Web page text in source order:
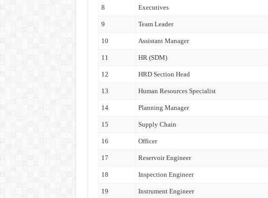
8 Executives
9 Team Leader
10 Assistant Manager
11 HR (SDM)
12 HRD Section Head
13 Human Resources Specialist
14 Planning Manager
15 Supply Chain
16 Officer
17 Reservoir Engineer
18 Inspection Engineer
19 Instrument Engineer